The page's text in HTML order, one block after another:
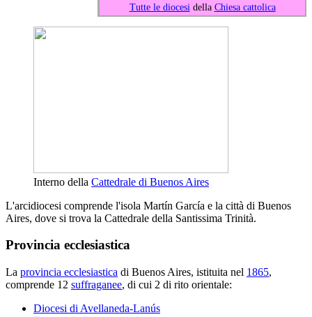
Tutte le diocesi della Chiesa cattolica
Interno della Cattedrale di Buenos Aires
L'arcidiocesi comprende l'isola Martín García e la città di Buenos
Aires, dove si trova la Cattedrale della Santissima Trinità.
Provincia ecclesiastica
La provincia ecclesiastica di Buenos Aires, istituita nel 1865,
comprende 12 suffraganee, di cui 2 di rito orientale:
Diocesi di Avellaneda-Lanús